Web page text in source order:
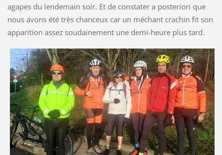
agapes du lendemain soir. Et de constater a posteriori que
nous avons été très chanceux car un méchant crachin fit son
apparition assez soudainement une demi-heure plus tard.